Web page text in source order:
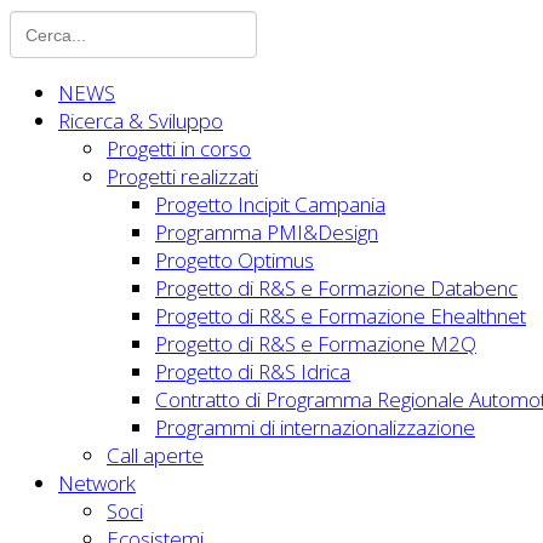
NEWS
Ricerca & Sviluppo
Progetti in corso
Progetti realizzati
Progetto Incipit Campania
Programma PMI&Design
Progetto Optimus
Progetto di R&S e Formazione Databenc
Progetto di R&S e Formazione Ehealthnet
Progetto di R&S e Formazione M2Q
Progetto di R&S Idrica
Contratto di Programma Regionale
Programmi di internazionalizzazione
Call aperte
Network
Soci